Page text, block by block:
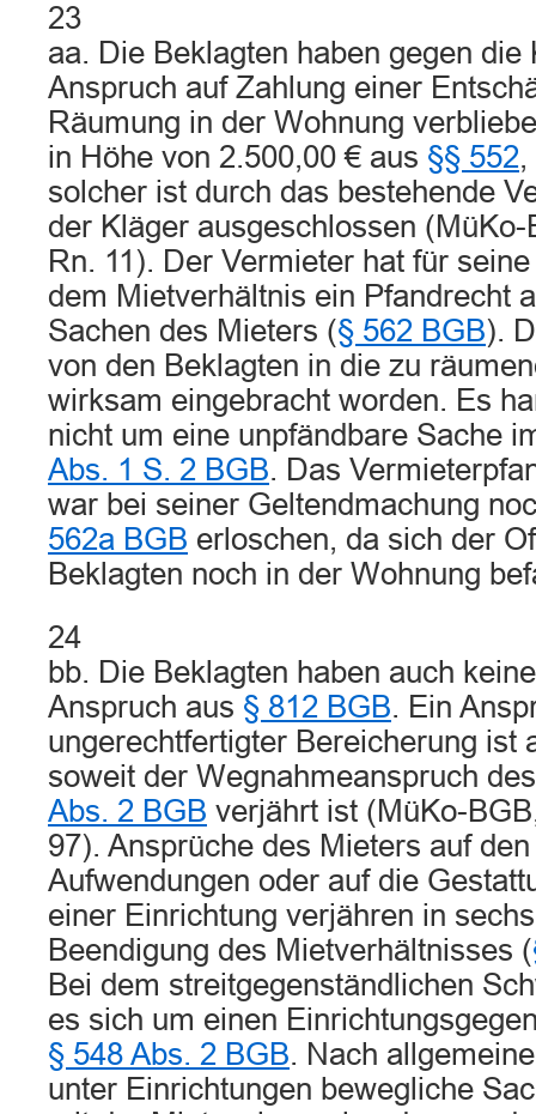
23
aa. Die Beklagten haben gegen die
Anspruch auf Zahlung einer
Räumung in der Wohnung
in Höhe von 2.500,00 € aus §§ 552,
solcher ist durch das bestehende
der Kläger ausgeschlossen
Rn. 11). Der Vermieter hat für
dem Mietverhältnis ein Pfandrecht
Sachen des Mieters (§ 562 BGB).
von den Beklagten in die zu
wirksam eingebracht worden. Es
nicht um eine unpfändbare Sache
Abs. 1 S. 2 BGB. Das
war bei seiner Geltendmachung
562a BGB erloschen, da sich der
Beklagten noch in der Wohnung
24
bb. Die Beklagten haben auch
Anspruch aus § 812 BGB. Ein
ungerechtfertigter Bereicherung ist
soweit der Wegnahmeanspruch
Abs. 2 BGB verjährt ist (MüKo-
97). Ansprüche des Mieters auf
Aufwendungen oder auf die
einer Einrichtung verjähren in
Beendigung des Mietverhältnisses (
Bei dem streitgegenständlichen
es sich um einen
§ 548 Abs. 2 BGB. Nach
unter Einrichtungen bewegliche